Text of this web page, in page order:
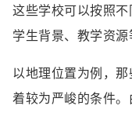
这些学校可以按照不
学生背景、教学资源
以地理位置为例，
着较为严峻的条件